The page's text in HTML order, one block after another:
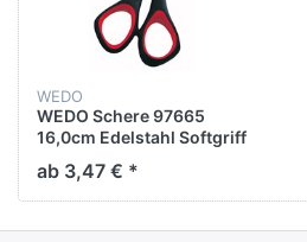
WEDO
WEDO Schere 97665
16,0cm Edelstahl Softgriff
schwarz/rot
ab 3,47 € *